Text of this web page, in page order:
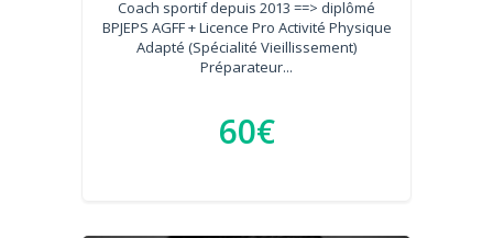
Coach sportif depuis 2013 ==> diplômé
BPJEPS AGFF + Licence Pro Activité Physique
Adapté (Spécialité Vieillissement)
Préparateur...
60€